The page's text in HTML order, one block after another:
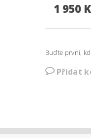
1 950
Buďte první,
Přidat